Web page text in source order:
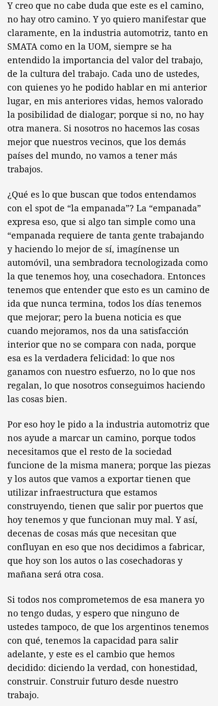
Y creo que no cabe duda que este es el camino,
no hay otro camino. Y yo quiero manifestar que
claramente, en la industria automotriz, tanto en
SMATA como en la UOM, siempre se ha
entendido la importancia del valor del trabajo,
de la cultura del trabajo. Cada uno de ustedes,
con quienes yo he podido hablar en mi anterior
lugar, en mis anteriores vidas, hemos valorado
la posibilidad de dialogar; porque si no, no hay
otra manera. Si nosotros no hacemos las cosas
mejor que nuestros vecinos, que los demás
países del mundo, no vamos a tener más
trabajos.
¿Qué es lo que buscan que todos entendamos
con el spot de “la empanada”? La “empanada”
expresa eso, que si algo tan simple como una
“empanada requiere de tanta gente trabajando
y haciendo lo mejor de sí, imagínense un
automóvil, una sembradora tecnologizada como
la que tenemos hoy, una cosechadora. Entonces
tenemos que entender que esto es un camino de
ida que nunca termina, todos los días tenemos
que mejorar; pero la buena noticia es que
cuando mejoramos, nos da una satisfacción
interior que no se compara con nada, porque
esa es la verdadera felicidad: lo que nos
ganamos con nuestro esfuerzo, no lo que nos
regalan, lo que nosotros conseguimos haciendo
las cosas bien.
Por eso hoy le pido a la industria automotriz que
nos ayude a marcar un camino, porque todos
necesitamos que el resto de la sociedad
funcione de la misma manera; porque las piezas
y los autos que vamos a exportar tienen que
utilizar infraestructura que estamos
construyendo, tienen que salir por puertos que
hoy tenemos y que funcionan muy mal. Y así,
decenas de cosas más que necesitan que
confluyan en eso que nos decidimos a fabricar,
que hoy son los autos o las cosechadoras y
mañana será otra cosa.
Si todos nos comprometemos de esa manera yo
no tengo dudas, y espero que ninguno de
ustedes tampoco, de que los argentinos tenemos
con qué, tenemos la capacidad para salir
adelante, y este es el cambio que hemos
decidido: diciendo la verdad, con honestidad,
construir. Construir futuro desde nuestro
trabajo.